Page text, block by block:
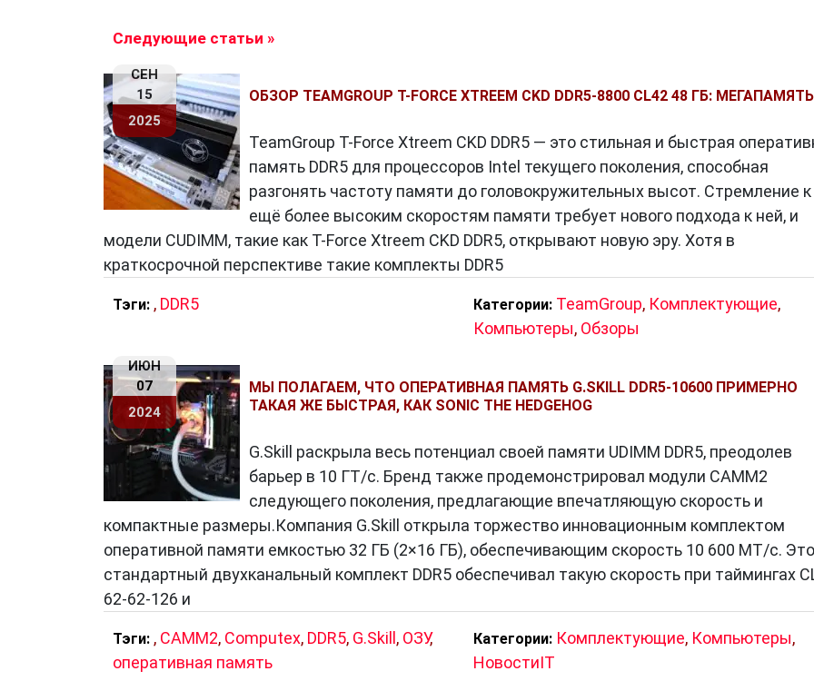
данных, улучшенную энергоэффективность и увеличенную ёмкость. Это позволяет
Преимущества DDR5
Одним из ключевых преимуществ DDR5является увеличение пропускной способности до
ГБ/с, что делает его идеальным выбором для геймеров и профессионалов в области
видеообработки. Это также повышает отзывчивость системы в повседневных задачах.
предлагает более точное управление энергопотреблением, что сокращает нагрузку
Совместимость и будущее
DDR5совместима с предыдущими поколениямиDDR, что облегчает обновление системы.
Однако, чтобы полностью оценить все преимущества DDR5, понадобится новая
платаипроцессор . Со временем DDR5 станет стандартом для большинства компьютеров.
Заключение
DDR5— это шаг вперед в миреоперативной памяти, обеспечивая выдающуюся
производительность и эффективное управление энергией. С ее появлением компьютеры
становятся еще быстрее и мощнее. Это неотъемлемый элемент современных
Следующие статьи »
СЕН
15
2025
ОБЗОР TEAMGROUP T-FORCE XTREEM CKD DDR5-8800 CL42 48 ГБ: МЕГАПАМЯТЬ
TeamGroup T-Force Xtreem CKD DDR5 — это стильная и быстрая
память DDR5 для процессоров Intel текущего поколения, способная
разгонять частоту памяти до головокружительных высот. Стремление к
ещё более высоким скоростям памяти требует нового подхода к ней, и
модели CUDIMM, такие как T-Force Xtreem CKD DDR5, открывают новую эру. Хотя в
краткосрочной перспективе такие комплекты DDR5
Тэги: , DDR5 Категории: TeamGroup, Комплектующие,
Компьютеры, Обзоры
ИЮН
07
2024
МЫ ПОЛАГАЕМ, ЧТО ОПЕРАТИВНАЯ ПАМЯТЬ G.SKILL DDR5-10600 ПРИМЕРНО
ТАКАЯ ЖЕ БЫСТРАЯ, КАК SONIC THE HEDGEHOG
G.Skill раскрыла весь потенциал своей памяти UDIMM DDR5, преодолев
барьер в 10 ГТ/с. Бренд также продемонстрировал модули CAMM2
следующего поколения, предлагающие впечатляющую скорость и
компактные размеры.Компания G.Skill открыла торжество инновационным комплектом
оперативной памяти емкостью 32 ГБ (2×16 ГБ), обеспечивающим скорость 10 600 МТ/с.
стандартный двухканальный комплект DDR5 обеспечивал такую ​​скорость при таймингах
62-62-126 и
Тэги: , CAMM2, Computex, DDR5, G.Skill , ОЗУ,
оперативная память
Категории: Комплектующие, Компьютеры,
НовостиIT